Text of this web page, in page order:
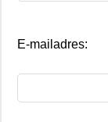
E-mailadres: